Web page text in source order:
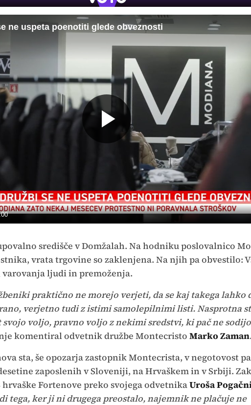
ne uspeta poenotiti glede obveznosti
Predvajaj
središče v Domžalah. Na hodniku poslovalnico
vrata trgovine so zaklenjena. Na njih pa obvestilo:
varovanja ljudi in premoženja.
praktično ne morejo verjeti, da se kaj takega lahko
verjetno tudi z istimi samolepilnimi listi. Nasprotna
voljo, pravno voljo z nekimi sredstvi, ki pač ne
komentiral odvetnik družbe Montecristo Marko Zaman.
sta, še opozarja zastopnik Montecrista, v negotovost
zaposlenih v Sloveniji, na Hrvaškem in v Srbiji.
Fortenove preko svojega odvetnikaUroša
tega, ker ji ni drugega preostalo, najemnik ne plačuje ne